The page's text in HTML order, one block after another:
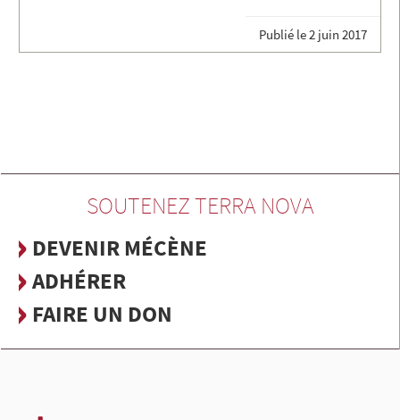
Publié le2 juin 2017
SOUTENEZ TERRA NOVA
DEVENIR MÉCÈNE
ADHÉRER
FAIRE UN DON